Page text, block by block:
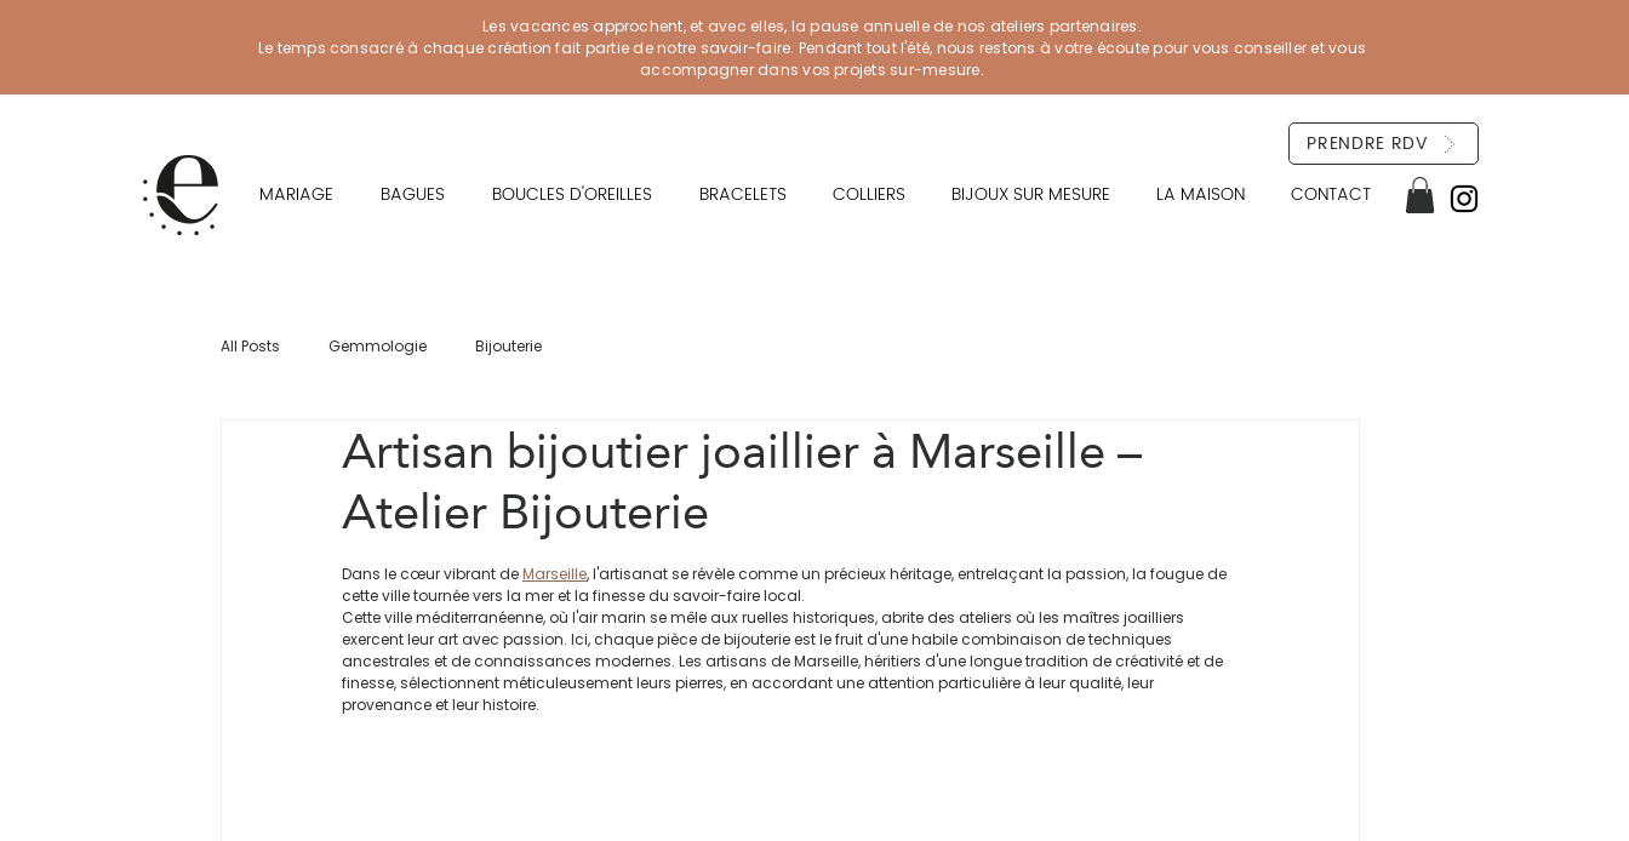
Les vacances approchent, et avec elles, la pause annuelle de nos ateliers partenaires.
Le temps consacré à chaque création fait partie de notre savoir-faire. Pendant tout l'été, nous restons à votre écoute pour vous conseiller et vous
accompagner dans vos projets sur-mesure.
PRENDRE RDV
MARIAGE
BAGUES BOUCLES D'OREILLES BRACELETS COLLIERS BIJOUX SUR MESURE LA MAISON CONTACT
All Posts Gemmologie Bijouterie
Artisan bijoutier joaillier à Marseille –
Atelier Bijouterie
Dans le cœur vibrant de Marseille, l'artisanat se révèle comme un précieux héritage, entrelaçant la passion, la fougue de
cette ville tournée vers la mer et la finesse du savoir-faire local.
Cette ville méditerranéenne, où l'air marin se mêle aux ruelles historiques, abrite des ateliers où les maîtres joailliers
exercent leur art avec passion. Ici, chaque pièce de bijouterie est le fruit d'une habile combinaison de techniques
ancestrales et de connaissances modernes. Les artisans de Marseille, héritiers d'une longue tradition de créativité et de
finesse, sélectionnent méticuleusement leurs pierres, en accordant une attention particulière à leur qualité, leur
provenance et leur histoire.